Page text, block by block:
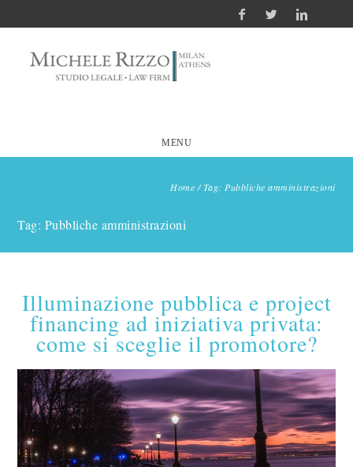
MENU
Home /Tag: Pubbliche amministrazioni
Tag: Pubbliche amministrazioni
Illuminazione pubblica e project
financing ad iniziativa privata:
come si sceglie il promotore?